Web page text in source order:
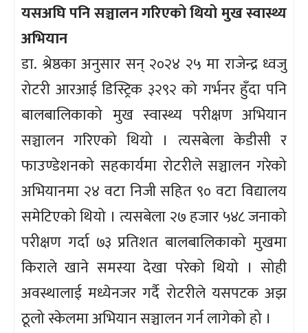
यसअघि पनि सञ्चालन गरिएको थियो मुख स्वास्थ्य
अभियान
डा. श्रेष्ठका अनुसार सन् २०२४ २५ मा राजेन्द्र ध्वजु
रोटरी आरआई डिस्ट्रिक ३२९२ को गर्भनर हुँदा पनि
बालबालिकाको मुख स्वास्थ्य परीक्षण अभियान
सञ्चालन गरिएको थियो । त्यसबेला केडीसी र
फाउण्डेशनको सहकार्यमा रोटरीले सञ्चालन गरेको
अभियानमा २४ वटा निजी सहित ९० वटा विद्यालय
समेटिएको थियो । त्यसबेला २७ हजार ५४८ जनाको
परीक्षण गर्दा ७३ प्रतिशत बालबालिकाको मुखमा
किराले खाने समस्या देखा परेको थियो । सोही
अवस्थालाई मध्येनजर गर्दै रोटरीले यसपटक अझ
ठूलो स्केलमा अभियान सञ्चालन गर्न लागेको हो ।